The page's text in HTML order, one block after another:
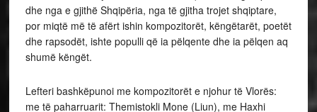
dhe nga e gjithë Shqipëria, nga të gjitha trojet shqiptare,
por miqtë më të afërt ishin kompozitorët, këngëtarët, poetët
dhe rapsodët, ishte populli që ia pëlqente dhe ia pëlqen aq
shumë këngët.
Lefteri bashkëpunoi me kompozitorët e njohur të Vlorës:
me të paharruarit: Themistokli Mone (Liun), me Haxhi